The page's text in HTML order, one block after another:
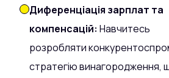
Диференціація зарплат та
компенсацій: Навчитесь
розробляти
стратегію винагородження,